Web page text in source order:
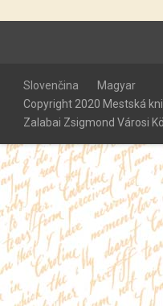
Slovenčina
Magyar
Copyright 2020 Mestská
Zalabai Zsigmond Városi